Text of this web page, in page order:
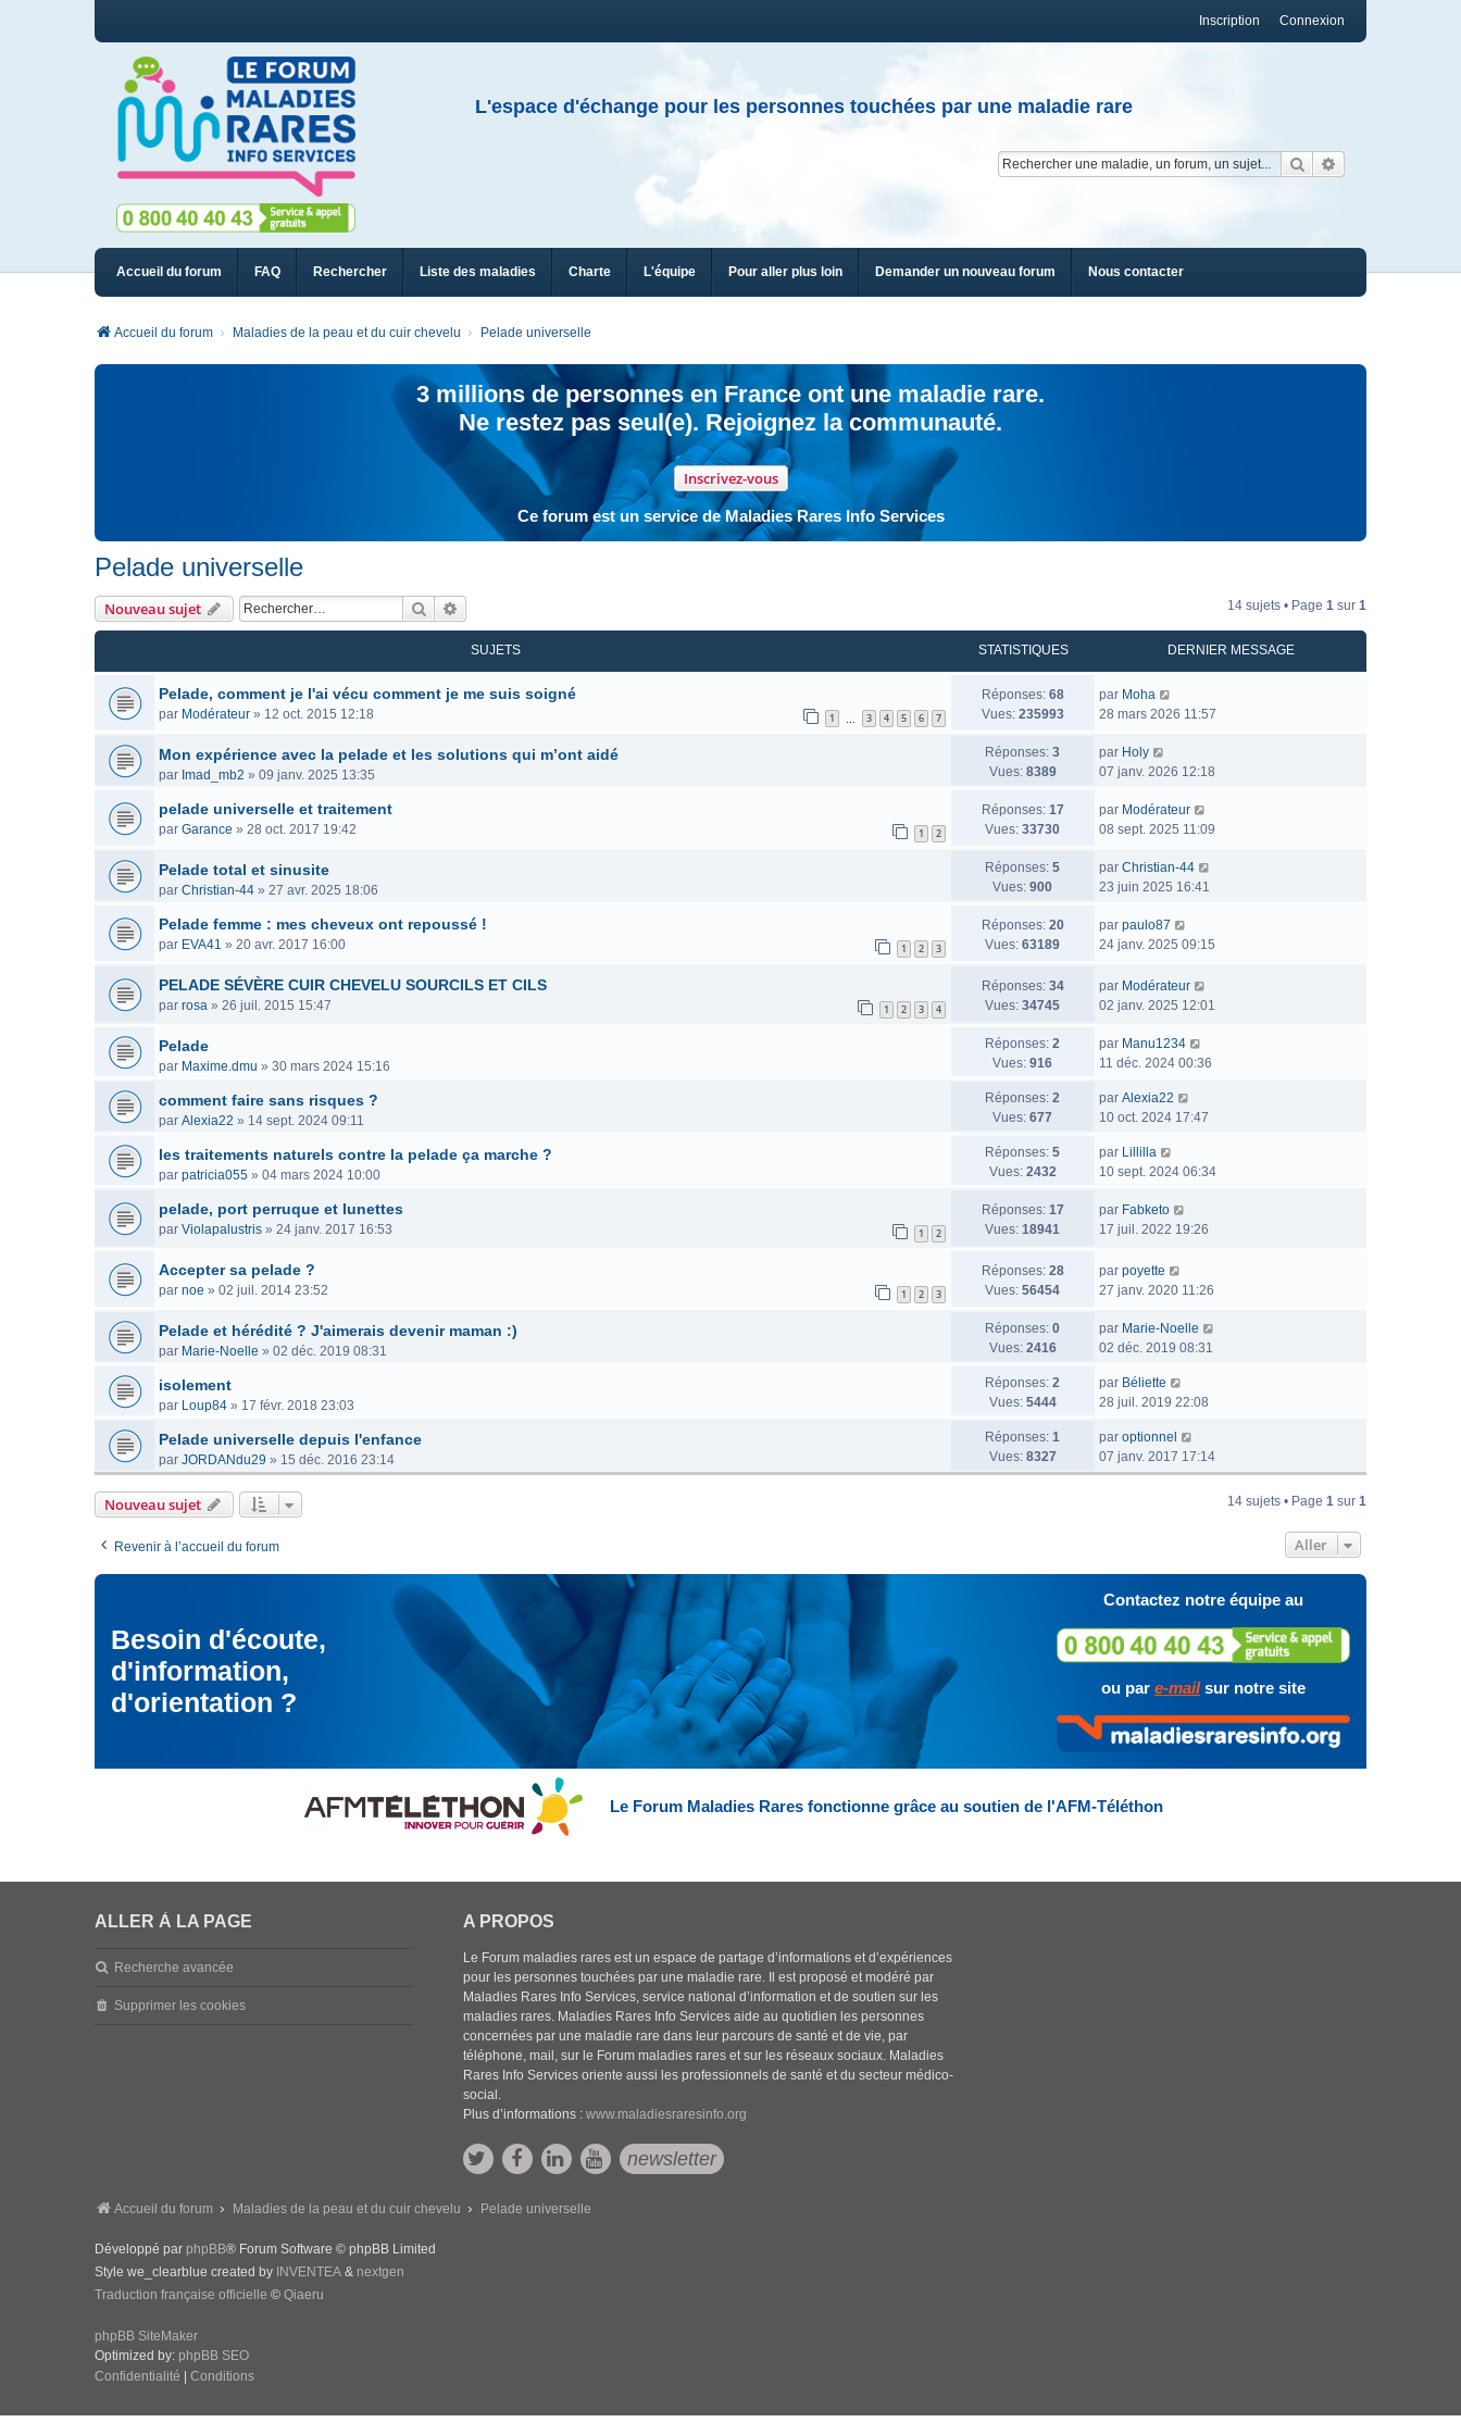
Connexion
Inscription
L'espace d'échange pour les personnes touchées par une maladie rare
Rechercher
Accueil du forum FAQ Rechercher Liste des maladies Charte L'équipe Pour aller plus loin Demander un nouveau forum Nous contacter
Accueil du forum Maladies de la peau et du cuir chevelu Pelade universelle
3 millions de personnes en France ont une maladie rare.
Ne restez pas seul(e). Rejoignez la communauté.
Inscrivez-vous
Ce forum est un service de Maladies Rares Info Services
Pelade universelle
Nouveau sujet Rechercher 14 sujets • Page 1 sur 1
SUJETS STATISTIQUES DERNIER MESSAGE
Pelade, comment je l'ai vécu comment je me suis soigné
par Modérateur » 12 oct. 2015 12:18 1 3 4 5 6 7
Réponses: 68
Vues: 235993
par Moha
28 mars 2026 11:57
Mon expérience avec la pelade et les solutions qui m’ont aidé
par Imad_mb2 » 09 janv. 2025 13:35
Réponses: 3
Vues: 8389
par Holy
07 janv. 2026 12:18
pelade universelle et traitement
par Garance » 28 oct. 2017 19:42 1 2
Réponses: 17
Vues: 33730
par Modérateur
08 sept. 2025 11:09
Pelade total et sinusite
par Christian-44 » 27 avr. 2025 18:06
Réponses: 5
Vues: 900
par Christian-44
23 juin 2025 16:41
Pelade femme : mes cheveux ont repoussé !
par EVA41 » 20 avr. 2017 16:00 1 2 3
Réponses: 20
Vues: 63189
par paulo87
24 janv. 2025 09:15
PELADE SÉVÈRE CUIR CHEVELU SOURCILS ET CILS
par rosa » 26 juil. 2015 15:47 1 2 3 4
Réponses: 34
Vues: 34745
par Modérateur
02 janv. 2025 12:01
Pelade
par Maxime.dmu » 30 mars 2024 15:16
Réponses: 2
Vues: 916
par Manu1234
11 déc. 2024 00:36
comment faire sans risques ?
par Alexia22 » 14 sept. 2024 09:11
Réponses: 2
Vues: 677
par Alexia22
10 oct. 2024 17:47
les traitements naturels contre la pelade ça marche ?
par patricia055 » 04 mars 2024 10:00
Réponses: 5
Vues: 2432
par Lillilla
10 sept. 2024 06:34
pelade, port perruque et lunettes
par Violapalustris » 24 janv. 2017 16:53 1 2
Réponses: 17
Vues: 18941
par Fabketo
17 juil. 2022 19:26
Accepter sa pelade ?
par noe » 02 juil. 2014 23:52 1 2 3
Réponses: 28
Vues: 56454
par poyette
27 janv. 2020 11:26
Pelade et hérédité ? J'aimerais devenir maman :)
par Marie-Noelle » 02 déc. 2019 08:31
Réponses: 0
Vues: 2416
par Marie-Noelle
02 déc. 2019 08:31
isolement
par Loup84 » 17 févr. 2018 23:03
Réponses: 2
Vues: 5444
par Béliette
28 juil. 2019 22:08
Pelade universelle depuis l'enfance
par JORDANdu29 » 15 déc. 2016 23:14
Réponses: 1
Vues: 8327
par optionnel
07 janv. 2017 17:14
Nouveau sujet 14 sujets • Page 1 sur 1
Revenir à l’accueil du forum Aller
Besoin d'écoute,
d'information,
d'orientation ?
Contactez notre équipe au
ou par e-mailsur notre site
Le Forum Maladies Rares fonctionne grâce au soutien de l'AFM-Téléthon
ALLER À LA PAGE
Recherche avancée
Supprimer les cookies
A PROPOS
Le Forum maladies rares est un espace de partage d’informations et d’expériences
pour les personnes touchées par une maladie rare. Il est proposé et modéré par
Maladies Rares Info Services, service national d’information et de soutien sur les
maladies rares. Maladies Rares Info Services aide au quotidien les personnes
concernées par une maladie rare dans leur parcours de santé et de vie, par
téléphone, mail, sur le Forum maladies rares et sur les réseaux sociaux. Maladies
Rares Info Services oriente aussi les professionnels de santé et du secteur médico-
social.
Plus d’informations :www.maladiesraresinfo.org
newsletter
Accueil du forum Maladies de la peau et du cuir chevelu Pelade universelle
Développé par phpBB® Forum Software © phpBB Limited
Style we_clearblue created by INVENTEA & nextgen
Traduction française officielle © Qiaeru
phpBB SiteMaker
Optimized by: phpBB SEO
Confidentialité
Conditions